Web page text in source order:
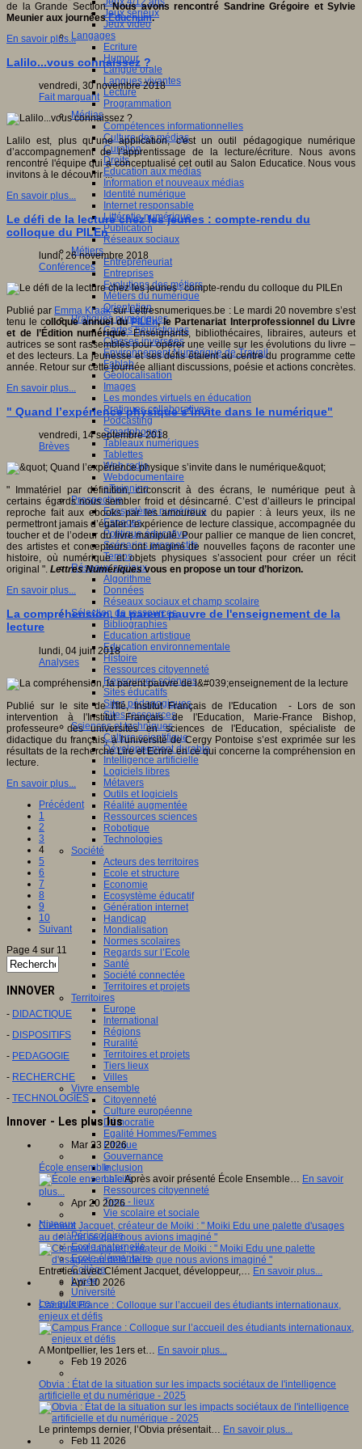
Jeux sérieux
Jeux vidéo
Langages
Ecriture
Humour
Langue orale
Langues vivantes
Lecture
Programmation
Médias
Compétences informationnelles
Culture des médias
Curation
Droits
Education aux médias
Information et nouveaux médias
Identité numérique
Internet responsable
Littératie numérique
Publication
Réseaux sociaux
Métiers
Entrepreneuriat
Entreprises
Evolutions des métiers
Métiers du numérique
Orientation
Pratiques numériques
Cartes heuristiques
Classes inversées
Environnement Numérique de Travail
Fablab
Géolocalisation
Images
Les mondes virtuels en éducation
Pratiques collaboratives
Podcasting
Smartphones
Tableaux numériques
Tablettes
Web radio
Webdocumentaire
eTwinning
Prospective
Ecosystème numérique
Espaces
Politique éducative
Scénarios prospectifs
Temps
Réseaux sociaux
Algorithme
Données
Réseaux sociaux et champ scolaire
Sélection de ressources
Bibliographies
Education artistique
Education environnementale
Histoire
Ressources citoyenneté
Ressources sciences
Sites éducatifs
Sites pédagogiques
Sites ressources
Sciences et techniques
Culture scientifique
Développement durable
Intelligence artificielle
Logiciels libres
Métavers
Outils et logiciels
Réalité augmentée
Ressources sciences
Robotique
Technologies
Société
Acteurs des territoires
Ecole et structure
Economie
Ecosystème éducatif
Génération internet
Handicap
Mondialisation
Normes scolaires
Regards sur l’Ecole
Santé
Société connectée
Territoires et projets
Territoires
Europe
International
Régions
Ruralité
Territoires et projets
Tiers lieux
Villes
Vivre ensemble
Citoyenneté
Culture européenne
Démocratie
Egalité Hommes/Femmes
Ethique
Gouvernance
Inclusion
Laïcité
Ressources citoyenneté
Tiers - lieux
Vie scolaire et sociale
Niveaux
Périscolaire
Ecole maternelle
Ecole élémentaire
Collège
Lycée
Université
Les auteurs
de la Grande Section.Nous avons rencontré Sandrine Grégoire et Sylvie
Meunier aux journéesEducnum.
En savoir plus...
Lalilo...vous connaissez ?
vendredi, 30 novembre 2018
Fait marquant
Lalilo est, plus qu’une application, c'est un outil pédagogique numérique
d’accompagnement de l’apprentissage de la lecture/écriture. Nous avons
rencontré l'équipe qui a conceptualisé cet outil au Salon Educatice. Nous vous
invitons à le découvrir ...
En savoir plus...
Le défi de la lecture chez les jeunes : compte-rendu du
colloque du PILEn
lundi, 26 novembre 2018
Conférences
Publié par Emma Kraaksur Lettresnumeriques.be : Le mardi 20 novembre s’est
tenu le colloque annuel duPILEn, le Partenariat Interprofessionnel du Livre
et de l’Édition numérique. Enseignants, bibliothécaires, libraires, auteurs et
autrices se sont rassemblés pour opérer une veille sur les évolutions du livre –
et des lecteurs. La jeunesse et ses défis étaient au centre du programme cette
année. Retour sur cette journée alliant discussions, poésie et actions concrètes.
En savoir plus...
" Quand l’expérience physique s’invite dans le numérique"
vendredi, 14 septembre 2018
Brèves
" Immatériel par définition, circonscrit à des écrans, le numérique peut à
certains égards nous sembler froid et désincarné. C’est d’ailleurs le principal
reproche fait aux ebooks par les amoureux du papier : à leurs yeux, ils ne
permettront jamais d’égaler l’expérience de lecture classique, accompagnée du
toucher et de l’odeur du livre manipulé. Pour pallier ce manque de lien concret,
des artistes et concepteurs ont imaginé de nouvelles façons de raconter une
histoire, où numérique et objets physiques s’associent pour créer un récit
original ". Lettres Numériquesvous en propose un tour d’horizon.
En savoir plus...
La compréhension, la parent pauvre de l'enseignement de la
lecture
lundi, 04 juin 2018
Analyses
Publié sur le site de l'Ifé, Institut Français de l'Education - Lors de son
intervention à l'Institut Français de l'Education, Marie-France Bishop,
professeure des universités en sciences de l'Education, spécialiste de
didactique du français, à l'université de Cergy Pontoise s’est exprimée sur les
résultats de la recherche Lire et Ecrire en ce qui concerne la compréhension en
lecture.
En savoir plus...
Précédent
1
2
3
4
5
6
7
8
9
10
Suivant
Page 4 sur 11
INNOVER
- DIDACTIQUE
- DISPOSITIFS
- PEDAGOGIE
- RECHERCHE
- TECHNOLOGIES
Innover - Les plus lus
Mar 23 2026
École ensemble
Après avoir présenté École Ensemble… En savoir
plus...
Apr 20 2026
Clément Jacquet, créateur de Moiki : " Moiki Edu une palette d'usages
au delà de ce que nous avions imaginé "
Entretien avec Clément Jacquet, développeur,… En savoir plus...
Apr 10 2026
Campus France : Colloque sur l’accueil des étudiants internationaux,
enjeux et défis
A Montpellier, les 1ers et… En savoir plus...
Feb 19 2026
Obvia : État de la situation sur les impacts sociétaux de l'intelligence
artificielle et du numérique - 2025
Le printemps dernier, l’Obvia présentait… En savoir plus...
Feb 11 2026